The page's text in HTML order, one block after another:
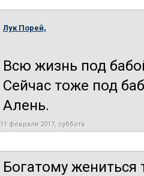
Лук Порей,
Всю жизнь под
Сейчас тоже под
Алень.
11 февраля 2017, суббота
Богатому